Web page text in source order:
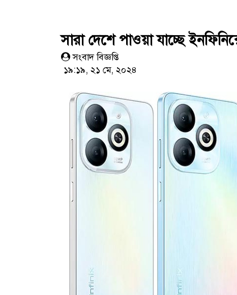
সারা দেশে পাওয়া যাচ্ছে
সংবাদ বিজ্ঞপ্তি
১৯:১৯, ২১ মে, ২০২৪